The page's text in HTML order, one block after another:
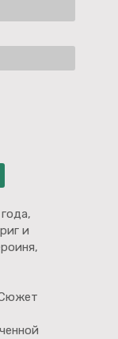
и
Сюжет